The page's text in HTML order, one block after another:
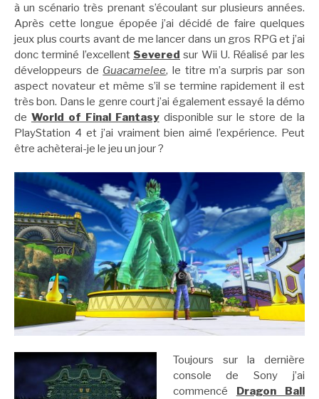
à un scénario très prenant s’écoulant sur plusieurs années.
Après cette longue épopée j’ai décidé de faire quelques
jeux plus courts avant de me lancer dans un gros RPG et j’ai
donc terminé l’excellent Severed sur Wii U. Réalisé par les
développeurs de Guacamelee, le titre m’a surpris par son
aspect novateur et même s’il se termine rapidement il est
très bon. Dans le genre court j’ai également essayé la démo
de World of Final Fantasydisponible sur le store de la
PlayStation 4 et j’ai vraiment bien aimé l’expérience. Peut
être achèterai-je le jeu un jour ?
Toujours sur la dernière
console de Sony j’ai
commencé Dragon Ball